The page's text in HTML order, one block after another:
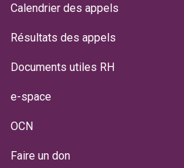
Calendrier des appels
Résultats des appels
Documents utiles RH
e-space
OCN
Faire un don